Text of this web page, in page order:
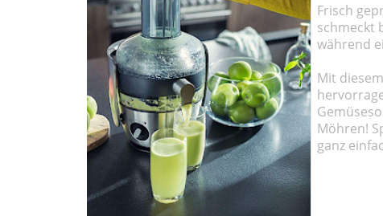
Frisch
schmeckt
während
Mit
Möhren!
ganz